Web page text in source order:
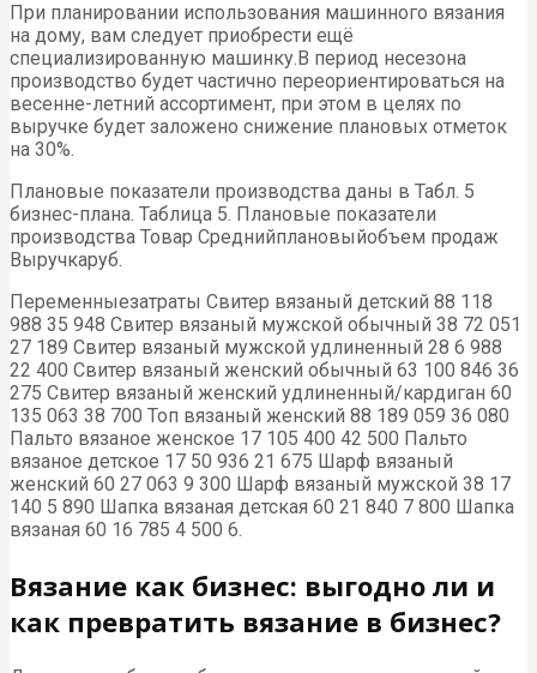
При планировании использования машинного вязания
на дому, вам следует приобрести ещё
специализированную машинку.В период несезона
производство будет частично переориентироваться на
весенне-летний ассортимент, при этом в целях по
выручке будет заложено снижение плановых отметок
на 30%.
Плановые показатели производства даны в Табл. 5
бизнес-плана. Таблица 5. Плановые показатели
производства Товар Среднийплановыйобъем продаж
Выручкаруб.
Переменныезатраты Свитер вязаный детский 88 118
988 35 948 Свитер вязаный мужской обычный 38 72 051
27 189 Свитер вязаный мужской удлиненный 28 6 988
22 400 Свитер вязаный женский обычный 63 100 846 36
275 Свитер вязаный женский удлиненный/кардиган 60
135 063 38 700 Топ вязаный женский 88 189 059 36 080
Пальто вязаное женское 17 105 400 42 500 Пальто
вязаное детское 17 50 936 21 675 Шарф вязаный
женский 60 27 063 9 300 Шарф вязаный мужской 38 17
140 5 890 Шапка вязаная детская 60 21 840 7 800 Шапка
вязаная 60 16 785 4 500 6.
Вязание как бизнес: выгодно ли и
как превратить вязание в бизнес?